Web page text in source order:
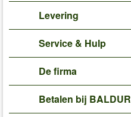
Levering
Service & Hulp
De firma
Betalen bij BALDUR